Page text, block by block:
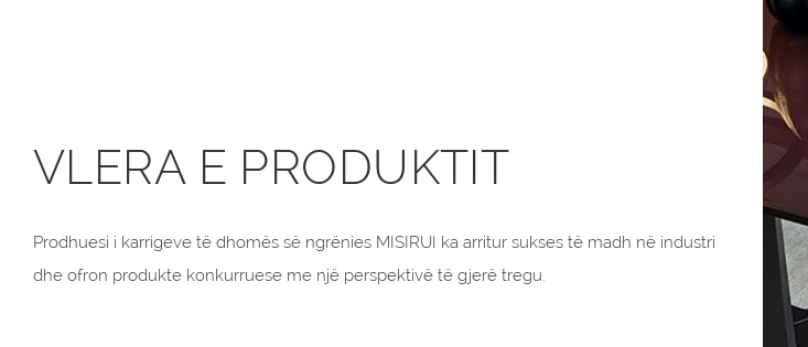
VLERA E PRODUKTIT
Prodhuesi i karrigeve të dhomës së ngrënies MISIRUI ka arritur sukses të madh në industri
dhe ofron produkte konkurruese me një perspektivë të gjerë tregu.